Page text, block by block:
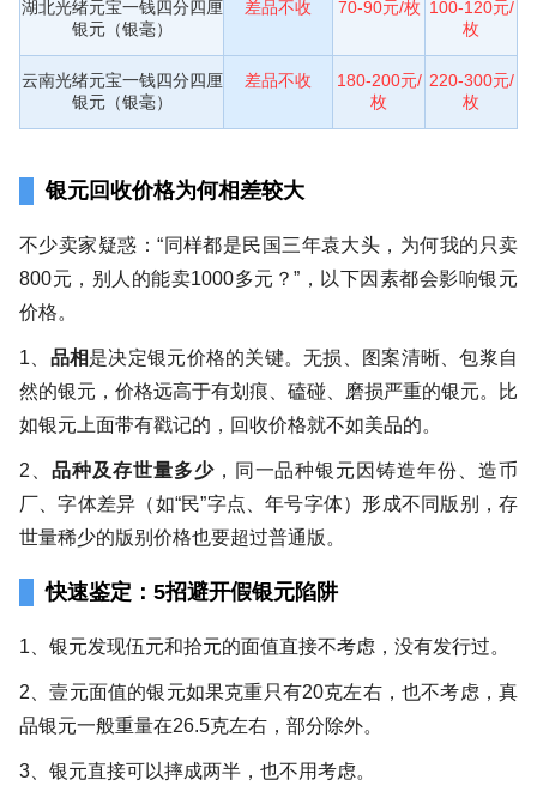
湖北光绪元宝一钱四分四厘
银元（银毫）
差品不收 70-90元/枚 100-120元/
枚
云南光绪元宝一钱四分四厘
银元（银毫）
差品不收
180-200元/
枚
220-300元/
枚
银元回收价格为何相差较大
不少卖家疑惑：“同样都是民国三年袁大头，为何我的只卖
800元，别人的能卖1000多元？”，以下因素都会影响银元
价格。
1、 品相是决定银元价格的关键。无损、图案清晰、包浆自
然的银元，价格远高于有划痕、磕碰、磨损严重的银元。比
如银元上面带有戳记的，回收价格就不如美品的。
2、 品种及存世量多少，同一品种银元因铸造年份、造币
厂、字体差异（如“民”字点、年号字体）形成不同版别，存
世量稀少的版别价格也要超过普通版。
快速鉴定：5招避开假银元陷阱
1、银元发现伍元和拾元的面值直接不考虑，没有发行过。
2、壹元面值的银元如果克重只有20克左右，也不考虑，真
品银元一般重量在26.5克左右，部分除外。
3、银元直接可以摔成两半，也不用考虑。